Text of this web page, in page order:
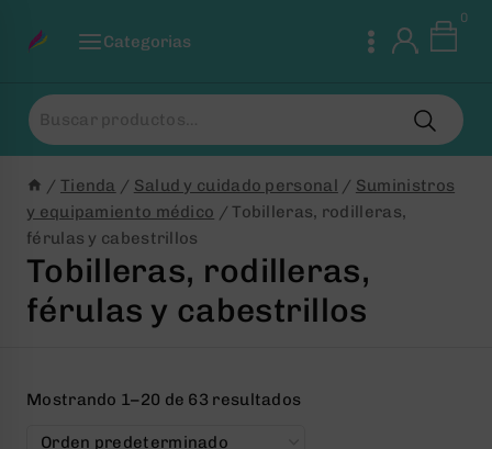
Categorias
0
Buscar
por:
/ Tienda / Salud y cuidado personal / Suministros
y equipamiento médico / Tobilleras, rodilleras,
férulas y cabestrillos
Tobilleras, rodilleras,
férulas y cabestrillos
Mostrando 1–20 de 63 resultados